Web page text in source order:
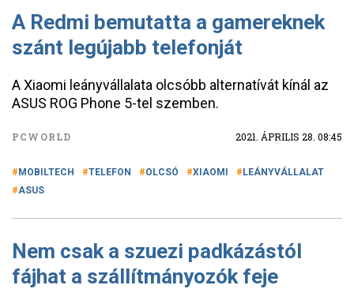
A Redmi bemutatta a gamereknek
szánt legújabb telefonját
A Xiaomi leányvállalata olcsóbb alternatívát kínál az
ASUS ROG Phone 5-tel szemben.
PCWORLD 2021. ÁPRILIS 28. 08:45
MOBILTECH TELEFON OLCSÓ XIAOMI
LEÁNYVÁLLALAT
ASUS
Nem csak a szuezi padkázástól
fájhat a szállítmányozók feje